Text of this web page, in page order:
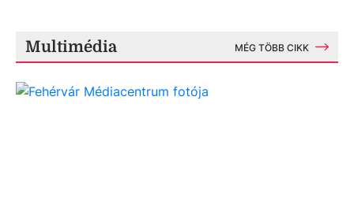
Multimédia MÉG TÖBB CIKK